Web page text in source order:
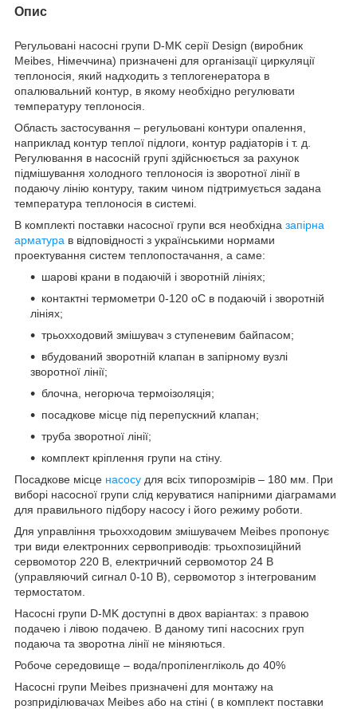
Опис
Регульовані насосні групи D-МK серії Design (виробник
Meibes, Німеччина) призначені для організації циркуляції
теплоносія, який надходить з теплогенератора в
опалювальний контур, в якому необхідно регулювати
температуру теплоносія.
Область застосування – регульовані контури опалення,
наприклад контур теплої підлоги, контур радіаторів і т. д.
Регулювання в насосній групі здійснюється за рахунок
підмішування холодного теплоносія із зворотної лінії в
подаючу лінію контуру, таким чином підтримується задана
температура теплоносія в системі.
В комплекті поставки насосної групи вся необхідна запірна
арматура в відповідності з українськими нормами
проектування систем теплопостачання, а саме:
шарові крани в подаючій і зворотній лініях;
контактні термометри 0-120 oС в подаючій і зворотній
лініях;
трьохходовий змішувач з ступеневим байпасом;
вбудований зворотній клапан в запірному вузлі
зворотної лінії;
блочна, негорюча термоізоляція;
посадкове місце під перепускний клапан;
труба зворотної лінії;
комплект кріплення групи на стіну.
Посадкове місце насосу для всіх типорозмірів – 180 мм. При
виборі насосної групи слід керуватися напірними діаграмами
для правильного підбору насосу і його режиму роботи.
Для управління трьохходовим змішувачем Meibes пропонує
три види електронних сервоприводів: трьохпозиційний
сервомотор 220 В, електричний сервомотор 24 В
(управляючий сигнал 0-10 В), сервомотор з інтегрованим
термостатом.
Насосні групи D-MK доступні в двох варіантах: з правою
подачею і лівою подачею. В даному типі насосних груп
подаюча та зворотна лінії не міняються.
Робоче середовище – вода/пропіленгліколь до 40%
Насосні групи Meibes призначені для монтажу на
розприділювачах Meibes або на стіні ( в комплект поставки